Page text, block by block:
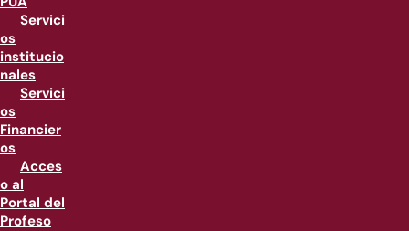
Servici
os
institucio
nales
Servici
os
Financier
os
Acces
o al
Portal del
Profeso